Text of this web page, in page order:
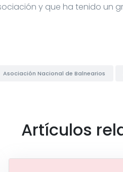
y que ha tenido un
Asociación Nacional de Balnearios
Artículos